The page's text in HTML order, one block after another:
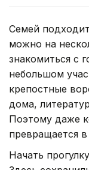
Семей
можно на
знакомиться с
небольшом
крепостные
дома,
Поэтому даже
превращается
Начать